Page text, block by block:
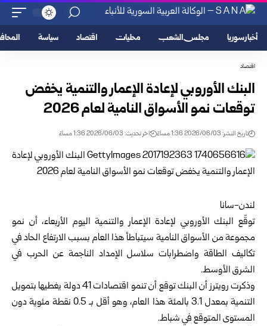
أخبار سوريا مجلس الشعب محليات اقتصاد سياسة
اقتصاد
البنك الأوروبي لإعادة الإعمار والتنمية يخفض
توقعات نمو الأسواق النامية لعام 2026
تاريخ النشر: 2026/06/03 1:36 مساءً اخر تحديث: 2026/06/03 1:36 مساءً
لندن-سانا
توقّع البنك الأوروبي لإعادة الإعمار والتنمية اليوم الأربعاء، أن نمو
مجموعة من الأسواق النامية سيتباطأ هذا العام بسبب الارتفاع الحاد في
تكاليف الطاقة واضطرابات سلاسل الإمداد الناجمة عن الحرب في
الشرق الأوسط.
وذكرت رويترز أن البنك توقع أن تنمو اقتصادات 41 دولة يغطيها بتمويل
التنمية بمعدل 3.1 بالمئة هذا العام، وهو أقل بـ 0.5 نقطة مئوية دون
المستوى المتوقع في شباط.